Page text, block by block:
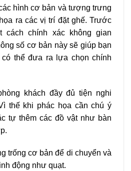
hình cơ bản và tượng trưng
ra các vị trí đặt ghế. Trước
cách chính xác không gian
số cơ bản này sẽ giúp bạn
thể đưa ra lựa chọn chính
khách đầy đủ tiện nghi
thế khi phác họa cần chú ý
tự thêm các đồ vật như bàn
trống cơ bản để di chuyển và
động như quạt.